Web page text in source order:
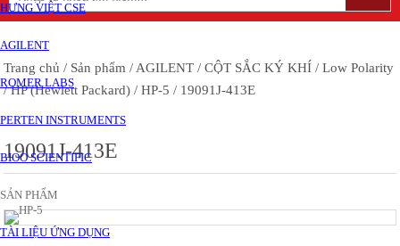
HƯNG VIỆT CSE
AGILENT
ROMER LABS
PERTEN INSTRUMENTS
BIOO SCIENTIFIC
SẢN PHẨM
TÀI LIỆU ỨNG DỤNG
Trang chủ / Sản phẩm / AGILENT / CỘT SẮC KÝ KHÍ / Low Polarity
/ HP (Hewlett Packard) / HP-5 / 19091J-413E
19091J-413E